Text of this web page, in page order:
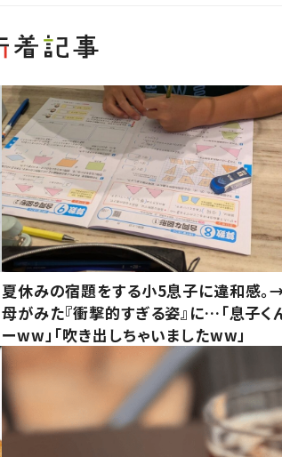
夏休みの宿題をする小5息子に違和感。
母がみた『衝撃的すぎる姿』に…「息子く
ーww」「吹き出しちゃいましたww」